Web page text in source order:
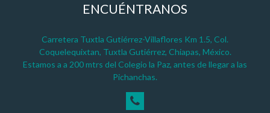
ENCUÉNTRANOS
Carretera Tuxtla Gutiérrez-Villaflores Km 1.5, Col.
Coquelequixtan, Tuxtla Gutiérrez, Chiapas, México.
Estamos a a 200 mtrs del Colegio la Paz, antes de llegar a las
Pichanchas.